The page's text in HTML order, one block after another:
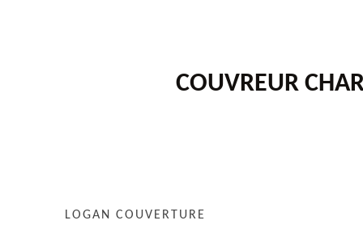
COUVREUR
LOGAN COUVERTURE